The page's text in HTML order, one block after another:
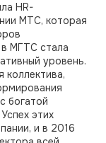
HR-
МТС, которая
МГТС стала
уровень.
коллектива,
богатой
этих
и в 2016